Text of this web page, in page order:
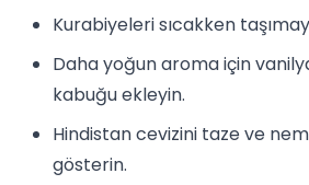
Kurabiyeleri sıcakken
Daha yoğun aroma için
kabuğu ekleyin.
Hindistan cevizini taze ve
gösterin.